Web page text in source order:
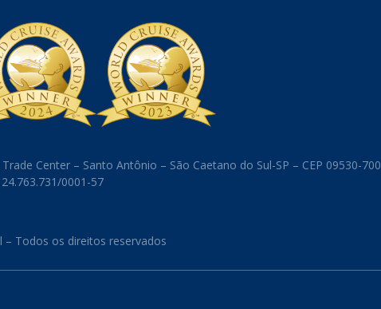
Center – Santo Antônio – São Caetano do Sul-SP – CEP 09530-700
24.763.731/0001-57
– Todos os direitos reservados